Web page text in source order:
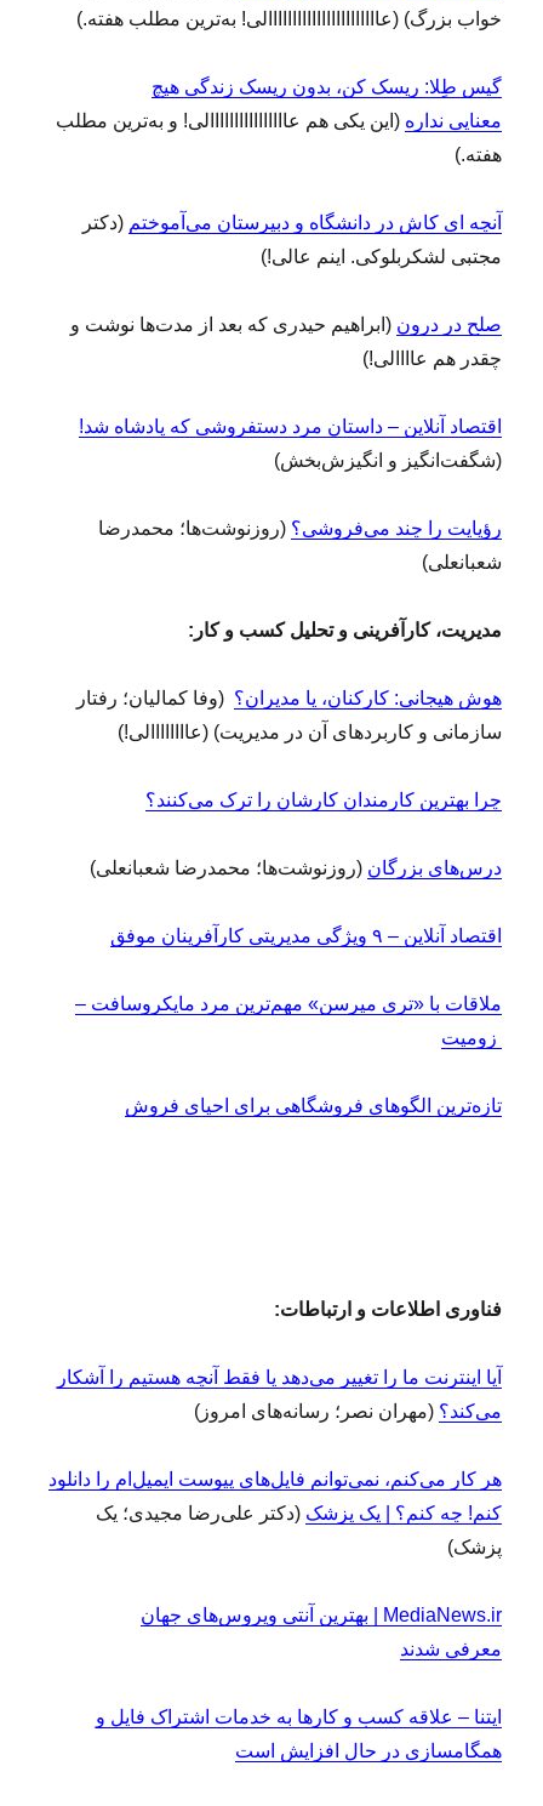
خواب بزرگ) (عااااااااااااااااااااااالی! به‌ترین مطلب هفته.)
گیس طِلا: ریسک کن، بدون ریسک زندگی هیچ
معنایی نداره (این یکی هم عاااااااااااااااالی! و به‌ترین مطلب
هفته.)
آنچه ای کاش در دانشگاه و دبیرستان می‌آموختم (دکتر
مجتبی لشکربلوکی. اینم عالی!)
صلح در درون (ابراهیم حیدری که بعد از مدت‌ها نوشت و
چقدر هم عاااالی!)
اقتصاد آنلاین – داستان مرد دستفروشی که پادشاه شد!
(شگفت‌انگیز و انگیزش‌بخش)
رؤیایت را چند می‌فروشی؟ (روزنوشت‌ها؛ محمدرضا
شعبانعلی)
مدیریت، کارآفرینی و تحلیل کسب و کار:
هوش هیجانی: کارکنان، یا مدیران؟ (وفا کمالیان؛ رفتار
سازمانی و کاربردهای آن در مدیریت) (عاااااااالی!)
چرا بهترین کارمندان کارشان را ترک می‌کنند؟
درس‌های بزرگان (روزنوشت‌ها؛ محمدرضا شعبانعلی)
اقتصاد آنلاین – ۹ ویژگی‌ مدیریتی کارآفرینان موفق
ملاقات با «تری میرسن» مهم‌ترین مرد مایکروسافت –
زومیت
تازه‌ترین الگوهای فروشگاهی برای احیای فروش
فناوری اطلاعات و ارتباطات:
آیا اینترنت ما را تغییر می‌دهد یا فقط آنچه هستیم را آشکار
می‌کند؟ (مهران نصر؛ رسانه‌های امروز)
هر کار می‌کنم، نمی‌توانم فایل‌های پیوست ایمیل‌ام را دانلود
کنم! چه کنم؟ | یک پزشک (دکتر علی‌رضا مجیدی؛ یک
پزشک)
MediaNews.ir | بهترین آنتی ویروس‌های جهان
معرفی شدند
ایتنا – علاقه کسب و کار‌ها به خدمات اشتراک فایل و
همگام‏سازی در حال افزایش است